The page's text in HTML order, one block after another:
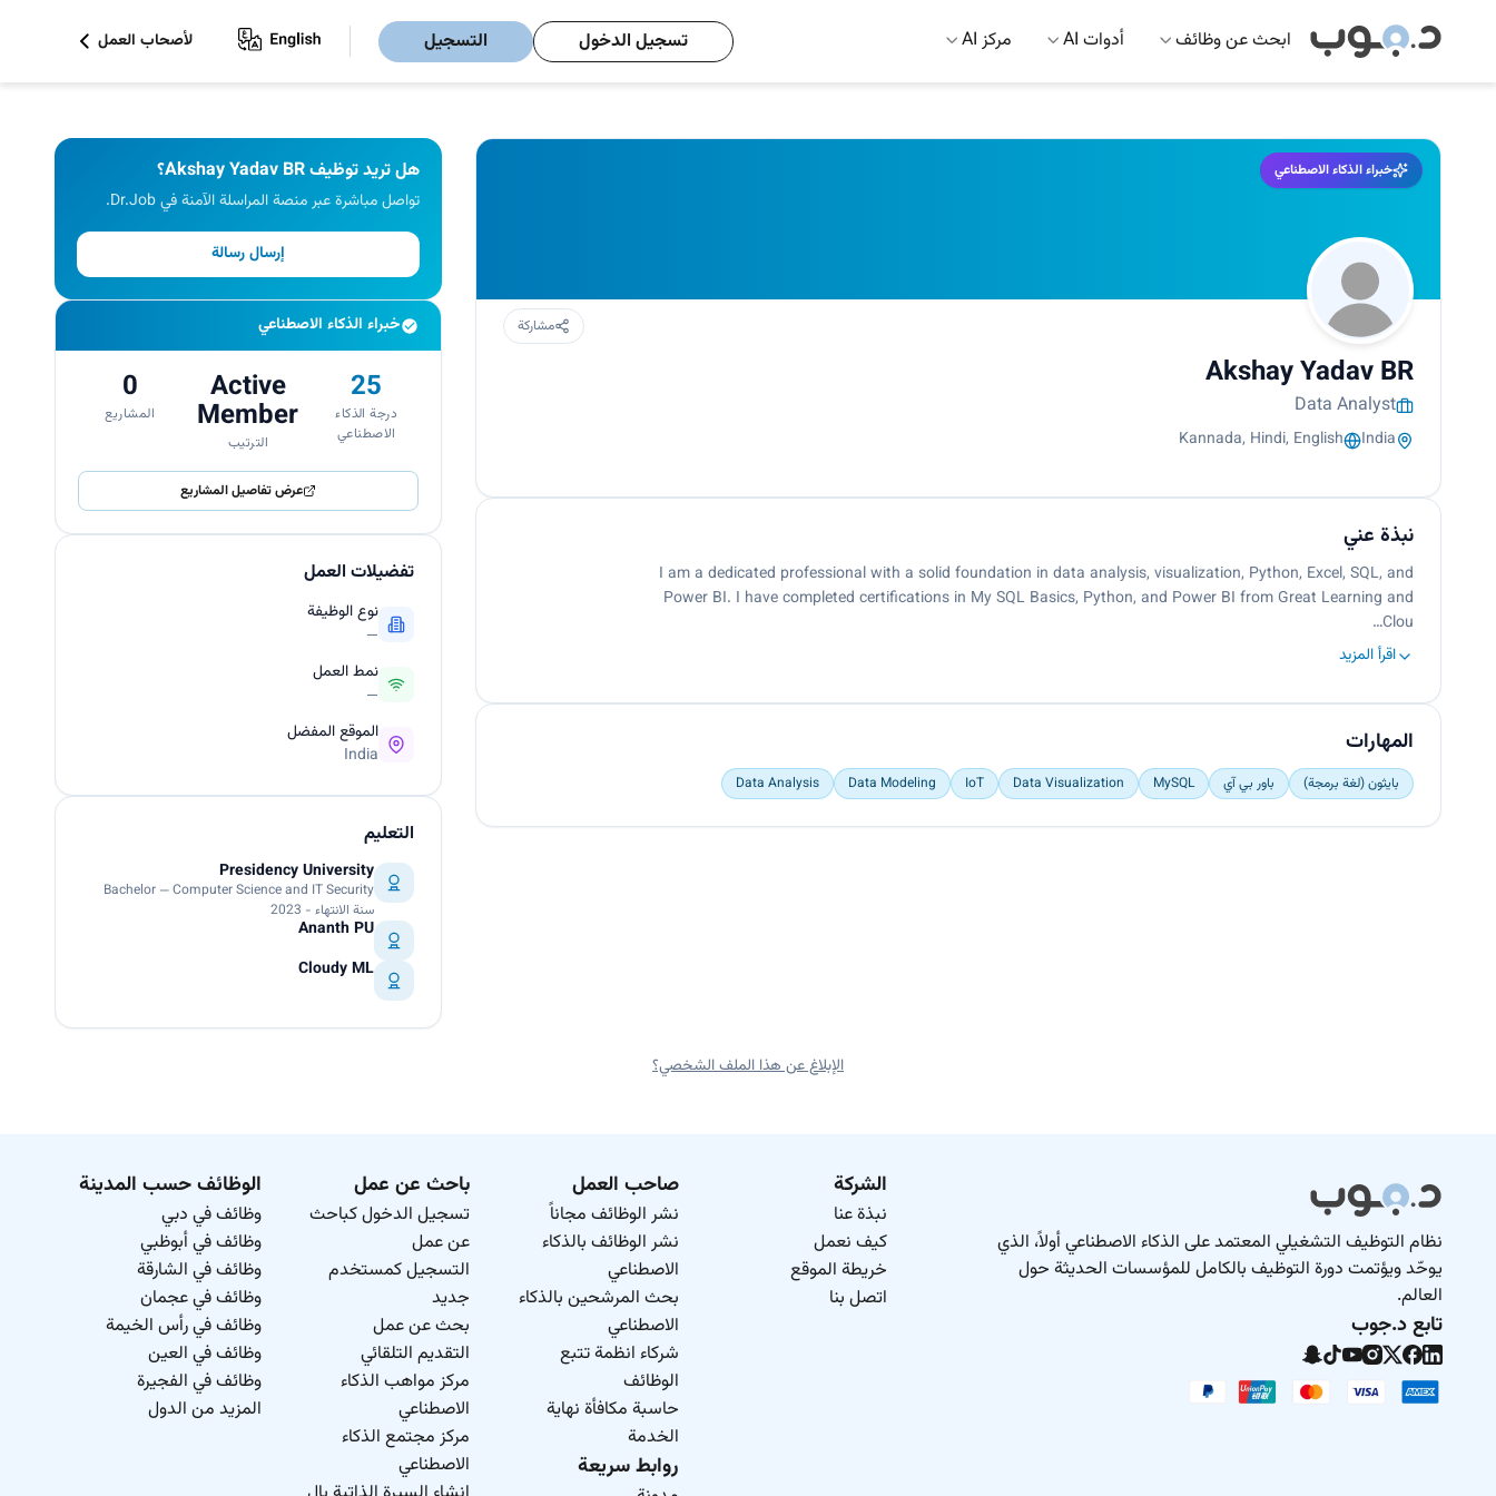
ابحث عن وظائف أدوات AI مركز AI تسجيل الدخول التسجيل لأصحاب العمل
خبراء الذكاء الاصطناعي
مشاركة
Akshay Yadav BR
Data Analyst
India
Kannada, Hindi, English
نبذة عني
I am a dedicated professional with a solid foundation in data analysis, visualization, Python, Excel, SQL, and
Power BI. I have completed certifications in My SQL Basics, Python, and Power BI from Great Learning and
Clou…
اقرأ المزيد
المهارات
بايثون (لغة برمجة) باور بي آي MySQL
Data Visualization
IoT
Data Modeling
Data Analysis
هل تريد توظيف Akshay Yadav BR؟
تواصل مباشرة عبر منصة المراسلة الآمنة في Dr.Job.
إرسال رسالة
خبراء الذكاء الاصطناعي
25
درجة الذكاء
الاصطناعي
Active
Member
الترتيب
0
المشاريع
عرض تفاصيل المشاريع
تفضيلات العمل
نوع الوظيفة
—
نمط العمل
—
الموقع المفضل
India
التعليم
Presidency University
Bachelor — Computer Science and IT Security
سنة الانتهاء - 2023
Ananth PU
Cloudy ML
الإبلاغ عن هذا الملف الشخصي؟
نظام التوظيف التشغيلي المعتمد على الذكاء الاصطناعي أولاً، الذي
يوحّد ويؤتمت دورة التوظيف بالكامل للمؤسسات الحديثة حول
العالم.
تابع د.جوب
الشركة
نبذة عنا
كيف نعمل
خريطة الموقع
اتصل بنا
صاحب العمل
نشر الوظائف مجاناً
نشر الوظائف بالذكاء
الاصطناعي
بحث المرشحين بالذكاء
الاصطناعي
شركاء انظمة تتبع
الوظائف
حاسبة مكافأة نهاية
الخدمة
روابط سريعة
باحث عن عمل
تسجيل الدخول كباحث
عن عمل
التسجيل كمستخدم
جديد
بحث عن عمل
التقديم التلقائي
مركز مواهب الذكاء
الاصطناعي
مركز مجتمع الذكاء
الاصطناعي
الوظائف حسب المدينة
وظائف في دبي
وظائف في أبوظبي
وظائف في الشارقة
وظائف في عجمان
وظائف في رأس الخيمة
وظائف في العين
وظائف في الفجيرة
المزيد من الدول